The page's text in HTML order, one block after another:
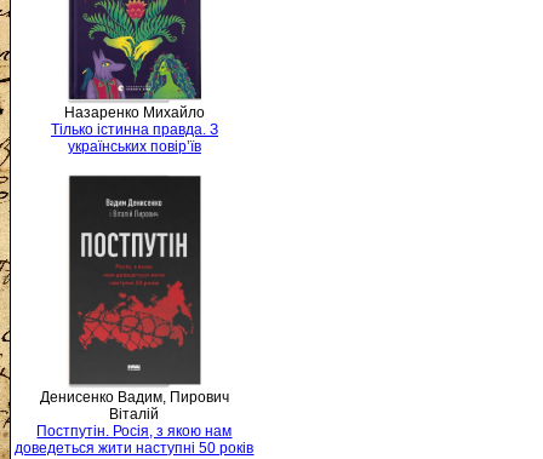
Назаренко Михайло
Тілько істинна правда. З
українських повір’їв
Денисенко Вадим, Пирович
Віталій
Постпутін. Росія, з якою нам
доведеться жити наступні 50 років